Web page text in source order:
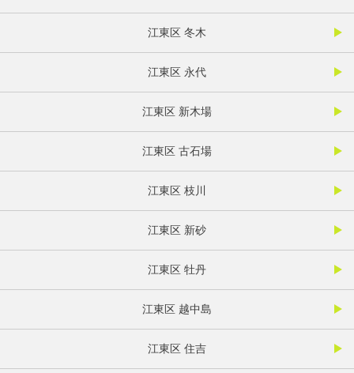
江東区 冬木
江東区 永代
江東区 新木場
江東区 古石場
江東区 枝川
江東区 新砂
江東区 牡丹
江東区 越中島
江東区 住吉